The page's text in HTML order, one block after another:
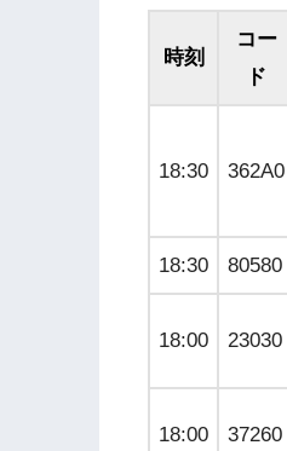
時刻
コー
ド
18:30 362A0
18:30 80580
18:00 23030
18:00 37260